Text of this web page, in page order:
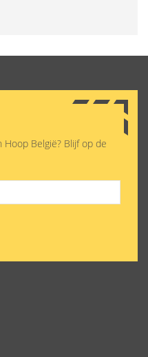
Hoop België? Blijf op de